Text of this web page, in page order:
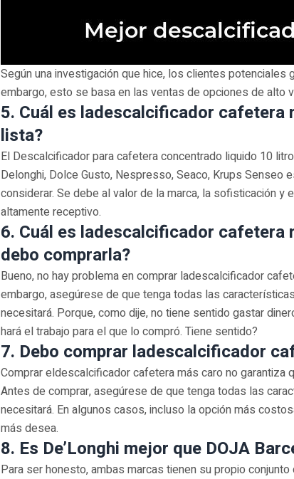
Según una investigación que hice, los clientes potenciales
embargo, esto se basa en las ventas de opciones de alto
5. Cuál es ladescalcificador cafetera
lista?
El Descalcificador para cafetera concentrado liquido 10
Delonghi, Dolce Gusto, Nespresso, Seaco, Krups Senseo
considerar. Se debe al valor de la marca, la sofisticación y
altamente receptivo.
6. Cuál es ladescalcificador cafetera
debo comprarla?
Bueno, no hay problema en comprar ladescalcificador
embargo, asegúrese de que tenga todas las
necesitará. Porque, como dije, no tiene sentido gastar
hará el trabajo para el que lo compró. Tiene sentido?
7. Debo comprar ladescalcificador
Comprar eldescalcificador cafetera más caro no garantiza
Antes de comprar, asegúrese de que tenga todas las
necesitará. En algunos casos, incluso la opción más
más desea.
8. Es De’Longhi mejor que DOJA
Para ser honesto, ambas marcas tienen su propio